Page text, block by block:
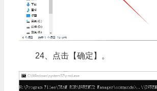
24、点击【确定】。